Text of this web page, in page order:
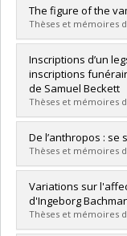
Diplômé(e) :Rivlin,
Cycle : Doctorat
Diplôme obtenu :
Lien vers le
The figure of the
Thèses et mémoires
Diplômé(e) :
Cycle :Maîtrise
Diplôme obtenu :
Lien vers le
Inscriptions d’un
inscriptions
de Samuel Beckett
Thèses et mémoires
Diplômé(e) :
Cycle : Maîtrise
Diplôme obtenu :
Lien vers le
De l’anthropos :
Thèses et mémoires
Diplômé(e) :
Cycle :Doctorat
Diplôme obtenu :
Lien vers le
Variations sur
d'Ingeborg
Thèses et mémoires